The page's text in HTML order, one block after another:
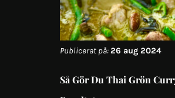
Publicerat på:26 aug 2024
Så Gör Du Thai Grön